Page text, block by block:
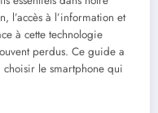
l’accès à l’information et
à cette technologie
perdus. Ce guide a
choisir le smartphone qui